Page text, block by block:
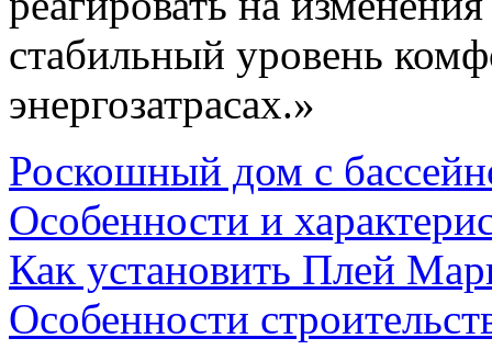
стабильный уровень
энергозатрасах.»
Роскошный дом с
Особенности и
Как установить Плей
Особенности